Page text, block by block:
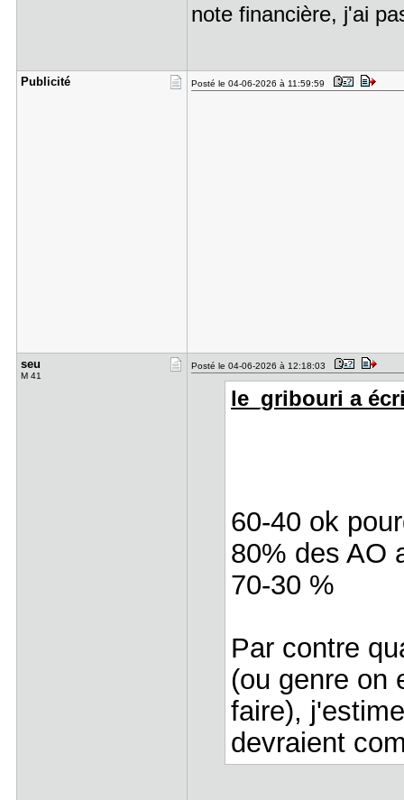
note financière, j'ai
Publicité Posté le 04-06-2026 à 11:59:59
seu
M 41
Posté le 04-06-2026 à 12:18:03
le_gribouri a
60-40 ok
80% des AO
70-30 %
Par contre
(ou genre on
faire),
devraient